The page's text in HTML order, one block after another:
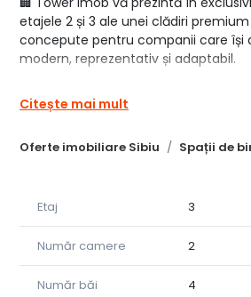
Oferte imobiliare Sibiu Spații de
etajele 2 și 3 ale unei clădiri
concepute pentru companii care își
modern, reprezentativ și adaptabil.
închiriat individual sau împreună,
dumneavoastră.
posibilitatea de recompartimentare
completă „la cheie”, conform
fiind potrivite pentru sedii de
cabinete medicale, clinici,
Citește mai mult
Etaj 3
Număr camere 2
Număr băi 4